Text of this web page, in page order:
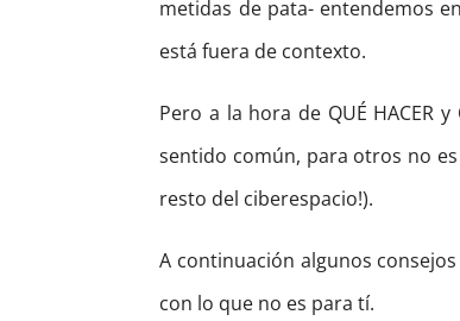
metidas de pata- entendemos
está fuera de contexto.
Pero a la hora de QUÉ HACER
sentido común, para otros no
resto del ciberespacio!).
A continuación algunos
con lo que no es para tí.